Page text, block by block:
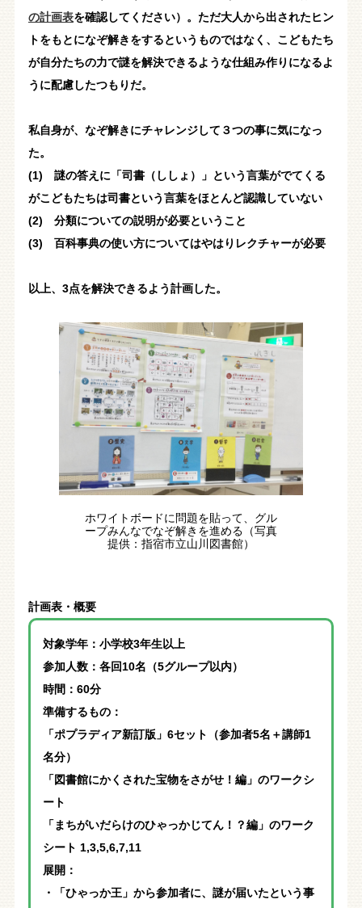
の計画表を確認してください）。ただ大人から出されたヒン
トをもとになぞ解きをするというものではなく、こどもたち
が自分たちの力で謎を解決できるような仕組み作りになるよ
うに配慮したつもりだ。
私自身が、なぞ解きにチャレンジして３つの事に気になっ
た。
(1) 謎の答えに「司書（ししょ）」という言葉がでてくる
がこどもたちは司書という言葉をほとんど認識していない
(2) 分類についての説明が必要ということ
(3) 百科事典の使い方についてはやはりレクチャーが必要
以上、3点を解決できるよう計画した。
ホワイトボードに問題を貼って、グル
ープみんなでなぞ解きを進める（写真
提供：指宿市立山川図書館）
計画表・概要
対象学年：小学校3年生以上
参加人数：各回10名（5グループ以内）
時間：60分
準備するもの：
「ポプラディア新訂版」6セット（参加者5名＋講師1
名分）
「図書館にかくされた宝物をさがせ！編」のワークシ
ート
「まちがいだらけのひゃっかじてん！？編」のワーク
シート 1,3,5,6,7,11
展開：
・「ひゃっか王」から参加者に、謎が届いたという事